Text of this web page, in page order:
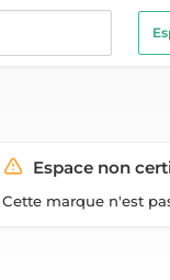
Espace non
Cette marque n'est